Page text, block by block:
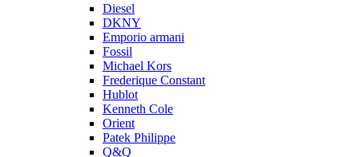
Diesel
DKNY
Emporio armani
Fossil
Michael Kors
Frederique Constant
Hublot
Kenneth Cole
Orient
Patek Philippe
Q&Q